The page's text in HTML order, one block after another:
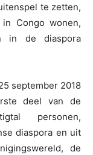
te zetten,
Congo wonen,
in de diaspora
september 2018
deel van de
personen,
diaspora en uit
de